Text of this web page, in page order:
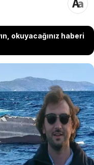
okuyacağınız haberi
için açıldığı
batık halde bulunan iş
7’nci günde
su altında iş
için dalış yaparken,
getirilen İnsansız Su
tabanında arama